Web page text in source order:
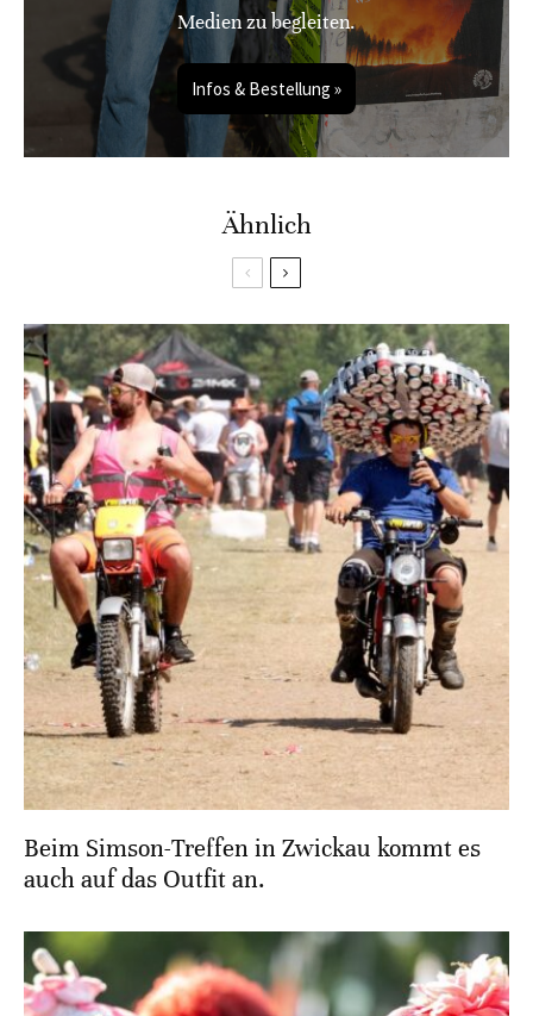
Medien zu begleiten.
Infos & Bestellung »
Ähnlich
Beim Simson-Treffen in Zwickau kommt es
auch auf das Outfit an.